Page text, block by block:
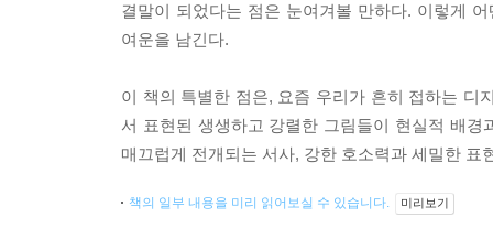
결말이 되었다는 점은 눈여겨볼 만하다. 이렇게
여운을 남긴다.
이 책의 특별한 점은, 요즘 우리가 흔히 접하는 디
서 표현된 생생하고 강렬한 그림들이 현실적 배
매끄럽게 전개되는 서사, 강한 호소력과 세밀한
책의 일부 내용을 미리 읽어보실 수 있습니다. 미리보기